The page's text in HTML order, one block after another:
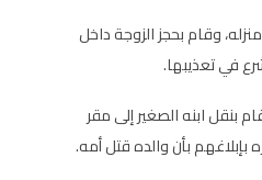
وقام بحجز الزوجة داخل
في تعذيبها.
بنقل ابنه الصغير إلى مقر
بإبلاغهم بأن والده قتل أمه.